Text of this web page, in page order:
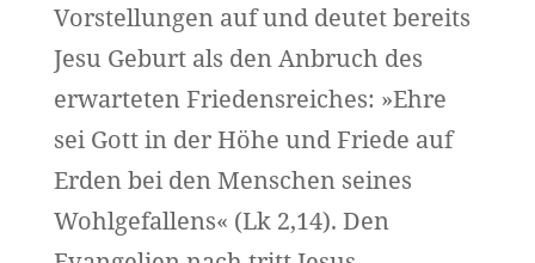
Vorstellungen auf und deutet bereits
Jesu Geburt als den Anbruch des
erwarteten Friedensreiches: »Ehre
sei Gott in der Höhe und Friede auf
Erden bei den Menschen seines
Wohlgefallens« (Lk 2,14). Den